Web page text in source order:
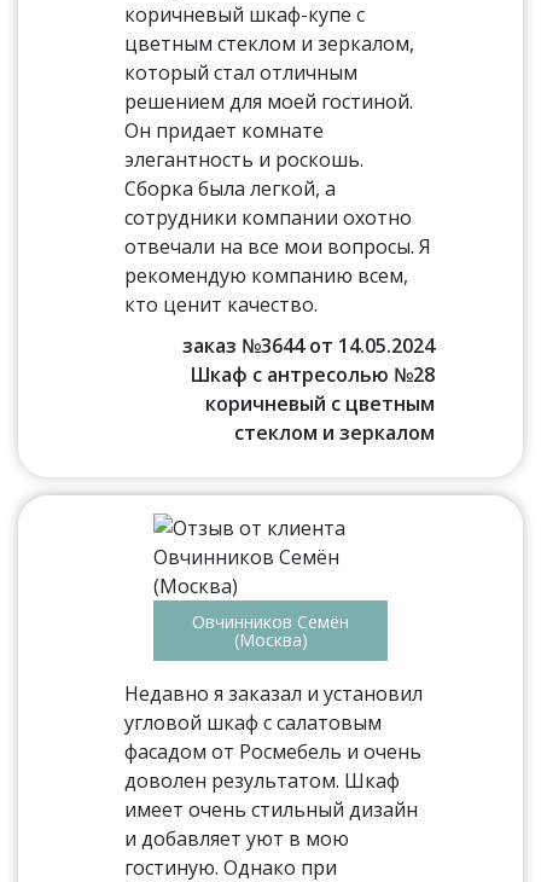
коричневый шкаф-купе с
цветным стеклом и зеркалом,
который стал отличным
решением для моей гостиной.
Он придает комнате
элегантность и роскошь.
Сборка была легкой, а
сотрудники компании охотно
отвечали на все мои вопросы. Я
рекомендую компанию всем,
кто ценит качество.
заказ №3644 от 14.05.2024
Шкаф с антресолью №28
коричневый с цветным
стеклом и зеркалом
Овчинников Семён
(Москва)
Недавно я заказал и установил
угловой шкаф с салатовым
фасадом от Росмебель и очень
доволен результатом. Шкаф
имеет очень стильный дизайн
и добавляет уют в мою
гостиную. Однако при